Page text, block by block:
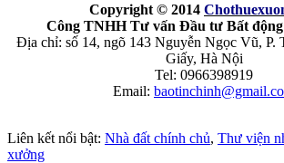
Copyright © 2014
Công TNHH Tư vấn Đầu tư Bất động
Địa chỉ: số 14, ngõ 143 Nguyễn Ngọc Vũ, P.
Giấy, Hà Nội
Tel: 0966398919
Email:
Liên kết nổi bật: Nhà đất chính chủ, Thư viện
xưởng